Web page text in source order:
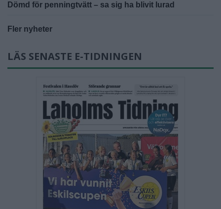
Dömd för penningtvätt – sa sig ha blivit lurad
Fler nyheter
LÄS SENASTE E-TIDNINGEN